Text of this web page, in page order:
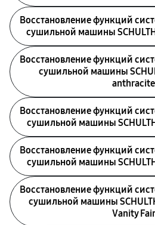
Восстановление функций
сушильной машины
Восстановление функций
сушильной машины
anthracite
Восстановление функций
сушильной машины
Восстановление функций
сушильной машины
Восстановление функций
сушильной машины
Vanity Fair